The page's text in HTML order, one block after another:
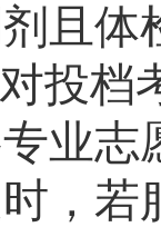
且体
投档
业志
，